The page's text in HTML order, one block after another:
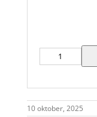
10 oktober, 2025